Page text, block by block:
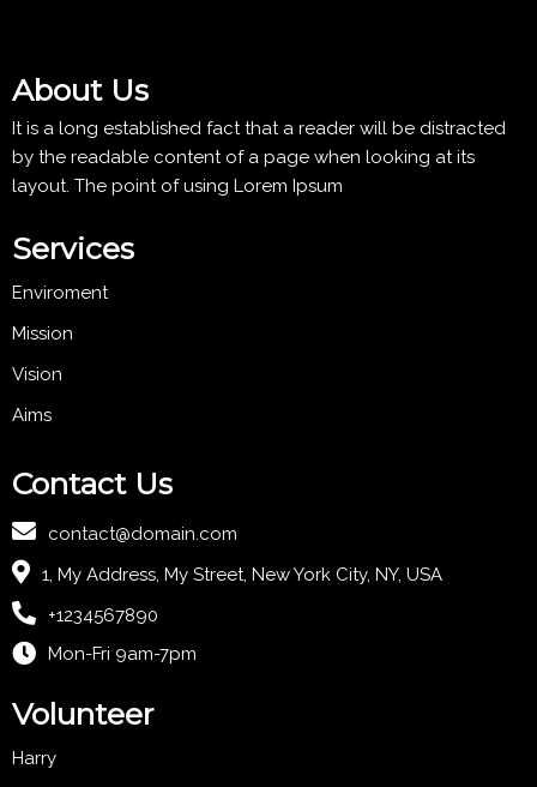
About Us
It is a long established fact that a reader will be distracted
by the readable content of a page when looking at its
layout. The point of using Lorem Ipsum
Services
Enviroment
Mission
Vision
Aims
Contact Us
contact@domain.com
1, My Address, My Street, New York City, NY, USA
+1234567890
Mon-Fri 9am-7pm
Volunteer
Harry